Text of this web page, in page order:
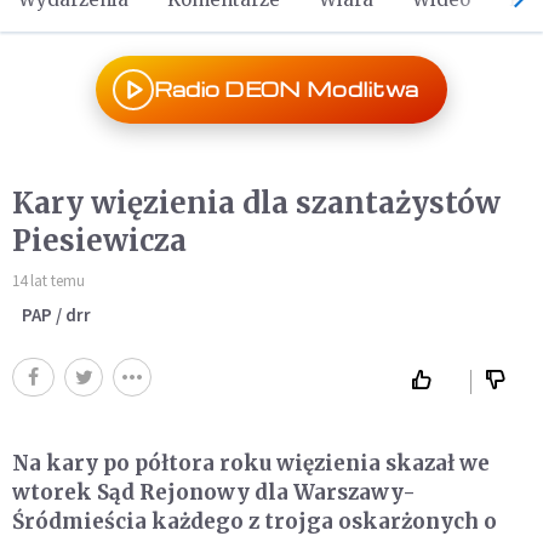
Radio DEON Modlitwa
Kary więzienia dla szantażystów
Piesiewicza
14 lat temu
PAP / drr
Na kary po półtora roku więzienia skazał we
wtorek Sąd Rejonowy dla Warszawy-
Śródmieścia każdego z trojga oskarżonych o